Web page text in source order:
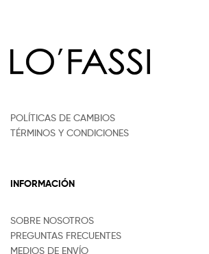
POLÍTICAS DE CAMBIOS
TÉRMINOS Y CONDICIONES
INFORMACIÓN
SOBRE NOSOTROS
PREGUNTAS FRECUENTES
MEDIOS DE ENVÍO